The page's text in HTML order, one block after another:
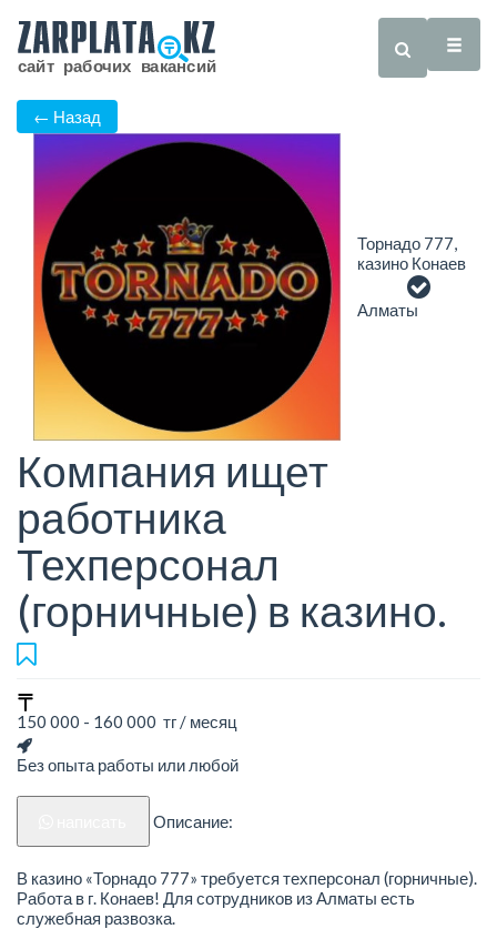
← Назад
Торнадо 777,
казино Конаев
Алматы
Компания ищет
работника
Техперсонал
(горничные) в казино.
150 000 - 160 000 тг / месяц
Без опыта работы или любой
Описание:
В казино «Торнадо 777» требуется техперсонал (горничные).
Работа в г. Конаев! Для сотрудников из Алматы есть
служебная развозка.